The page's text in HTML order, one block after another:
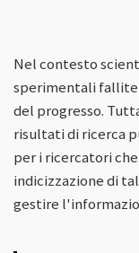
Nel contesto
sperimentali
del progresso.
risultati di ricerca
per i ricercatori
indicizzazione di
gestire